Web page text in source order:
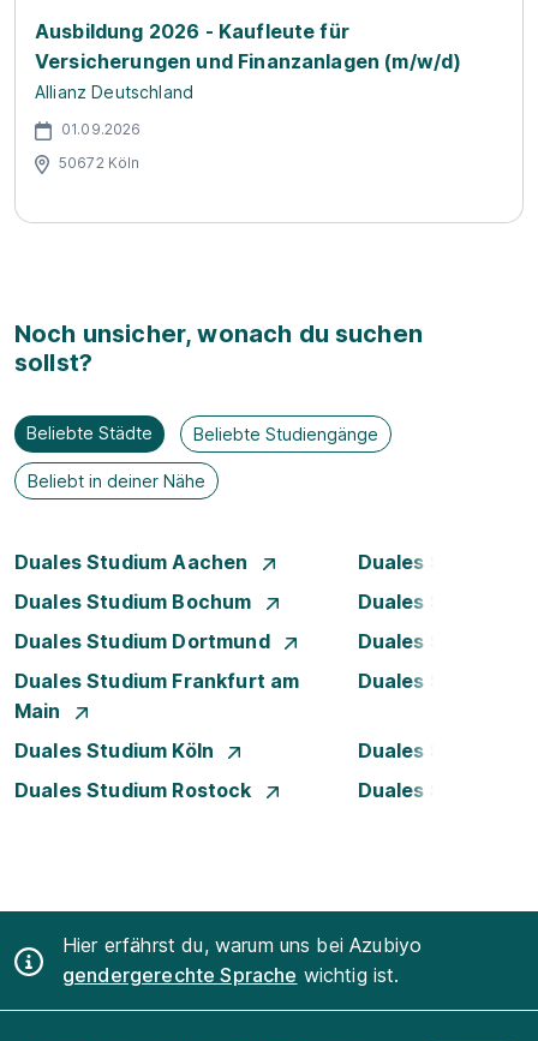
Ausbildung 2026 - Kaufleute für
Versicherungen und Finanzanlagen (m/w/d)
Allianz Deutschland
01.09.2026
50672 Köln
Noch unsicher, wonach du suchen
sollst?
Beliebte Städte Beliebte Studiengänge
Beliebt in deiner Nähe
Duales Studium Aachen
Duales Studium
Duales Studium Bochum
Duales Studium
Duales Studium Dortmund
Duales Studium
Duales Studium Frankfurt am
Main
Duales Studium
Duales Studium Köln
Duales Studium
Duales Studium Rostock
Duales Studium
Hier erfährst du, warum uns bei Azubiyo
gendergerechte Sprache wichtig ist.